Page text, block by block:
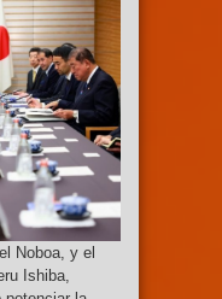
Noboa, y el
Ishiba,